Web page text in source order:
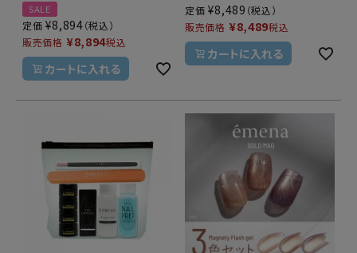
SALE
定価 ¥8,894
販売価格 ¥8,894税込
カートに入れる
定価 ¥8,489
販売価格 ¥8,489税込
カートに入れる